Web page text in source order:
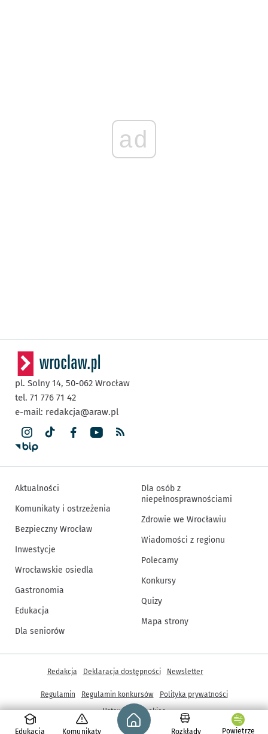
ad
Edukacja Komunikaty
Strona główna - wroclaw.pl
Rozkłady Powietrze
pl. Solny 14, 50-062 Wrocław
tel. 71 776 71 42
e-mail: redakcja@araw.pl
Aktualności
Komunikaty i ostrzeżenia
Bezpieczny Wrocław
Inwestycje
Wrocławskie osiedla
Gastronomia
Edukacja
Dla seniorów
Dla osób z
niepełnosprawnościami
Zdrowie we Wrocławiu
Wiadomości z regionu
Polecamy
Konkursy
Quizy
Mapa strony
Inne informacje
Redakcja Deklaracja dostępności Newsletter
Regulamin Regulamin konkursów
Polityka prywatności
Ustawienia cookies